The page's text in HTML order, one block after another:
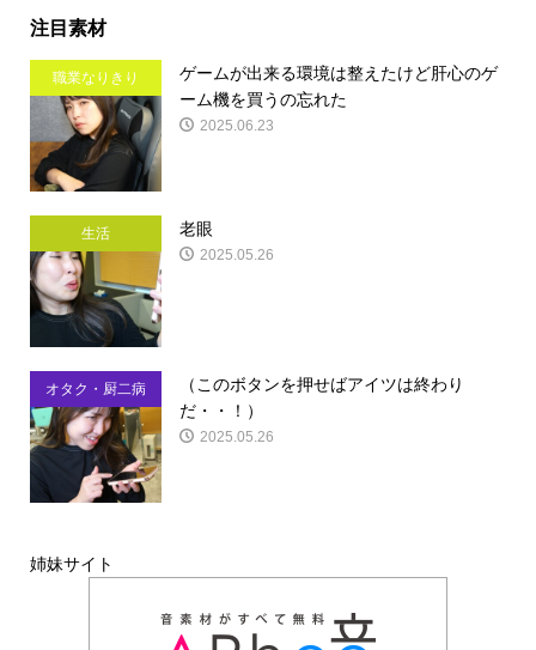
注目素材
職業なりきり
ゲームが出来る環境は整えたけど肝心のゲ
ーム機を買うの忘れた
2025.06.23
生活 老眼
2025.05.26
オタク・厨二病
（このボタンを押せばアイツは終わり
だ・・！）
2025.05.26
姉妹サイト